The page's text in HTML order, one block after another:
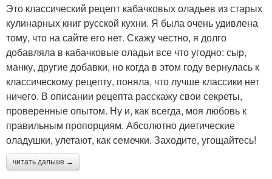
Это классический рецепт кабачковых оладьев из старых
кулинарных книг русской кухни. Я была очень удивлена
тому, что на сайте его нет. Скажу честно, я долго
добавляла в кабачковые оладьи все что угодно: сыр,
манку, другие добавки, но когда в этом году вернулась к
классическому рецепту, поняла, что лучше классики нет
ничего. В описании рецепта расскажу свои секреты,
проверенные опытом. Ну и, как всегда, моя любовь к
правильным пропорциям. Абсолютно диетические
оладушки, улетают, как семечки. Заходите, угощайтесь!
читать дальше →